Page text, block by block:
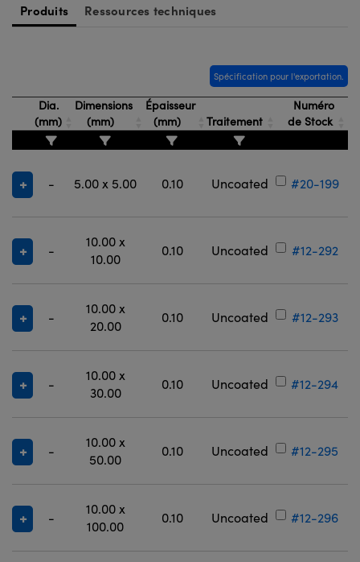
Produits Ressources techniques
Spécification pour l'exportation.
Dia.
(mm)
Dimensions
(mm)
Épaisseur
(mm)
Traitement
Numéro
de Stock
- 5.00 x 5.00 0.10 Uncoated #20-199
-
10.00 x
10.00
0.10 Uncoated #12-292
-
10.00 x
20.00
0.10 Uncoated #12-293
-
10.00 x
30.00
0.10 Uncoated #12-294
-
10.00 x
50.00
0.10 Uncoated #12-295
-
10.00 x
100.00
0.10 Uncoated #12-296